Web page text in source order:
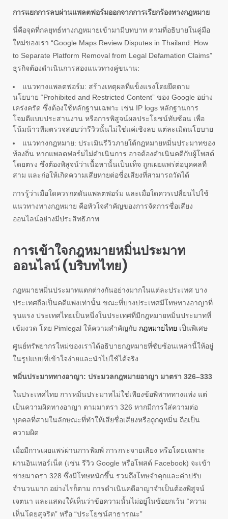
การแยกการลบผ่านแพลตฟอร์มออกจากการเรียกร้องทางกฎหมาย
นี่คือจุดที่กลยุทธ์ทางกฎหมายเข้ามามีบทบาท ตามที่อธิบายในคู่มือ
ใหม่ของเรา “Google Maps Review Disputes in Thailand: How
to Separate Platform Removal from Legal Defamation Claims”
ธุรกิจต้องดำเนินการสองแนวทางคู่ขนาน:
แนวทางแพลตฟอร์ม: สร้างเหตุผลที่แข็งแรงโดยยึดตาม
นโยบาย “Prohibited and Restricted Content” ของ Google อย่าง
เคร่งครัด ซึ่งต้องใช้หลักฐานเฉพาะ เช่น IP logs หลักฐานการ
โจมตีแบบประสานงาน หรือการพิสูจน์ผลประโยชน์ทับซ้อน เพื่อ
โน้มน้าวทีมตรวจสอบว่ารีวิวนั้นไม่ใช่แค่เชิงลบ แต่ละเมิดนโยบาย
แนวทางกฎหมาย: ประเมินรีวิวภายใต้กฎหมายหมิ่นประมาทของ
ท้องถิ่น หากแพลตฟอร์มไม่ดำเนินการ อาจต้องดำเนินคดีกับผู้โพสต์
โดยตรง ซึ่งต้องพิสูจน์ว่าเนื้อหานั้นเป็นเท็จ ถูกเผยแพร่ต่อบุคคลที่
สาม และก่อให้เกิดความเสียหายต่อชื่อเสียงที่สามารถวัดได้
การรู้ว่าเมื่อใดควรกดดันแพลตฟอร์ม และเมื่อใดควรเปลี่ยนไปใช้
แนวทางทางกฎหมาย คือหัวใจสำคัญของการจัดการชื่อเสียง
ออนไลน์อย่างมีประสิทธิภาพ
การเข้าใจกฎหมายหมิ่นประมาท
ออนไลน์ (บริบทไทย)
กฎหมายหมิ่นประมาทแตกต่างกันอย่างมากในแต่ละประเทศ บาง
ประเทศถือเป็นคดีแพ่งเท่านั้น ขณะที่บางประเทศมีโทษทางอาญาที่
รุนแรง ประเทศไทยเป็นหนึ่งในประเทศที่มีกฎหมายหมิ่นประมาทที่
เข้มงวด โดย Pimlegal ให้ความสำคัญกับ กฎหมายไทย เป็นพิเศษ
ศูนย์ทรัพยากรใหม่ของเราได้อธิบายกฎหมายที่ซับซ้อนเหล่านี้ให้อยู่
ในรูปแบบที่เข้าใจง่ายและนำไปใช้ได้จริง
หมิ่นประมาททางอาญา: ประมวลกฎหมายอาญา มาตรา 326–333
ในประเทศไทย การหมิ่นประมาทไม่ใช่เพียงข้อพิพาททางแพ่ง แต่
เป็นความผิดทางอาญา ตามมาตรา 326 หากมีการใส่ความต่อ
บุคคลที่สามในลักษณะที่ทำให้เสียชื่อเสียงหรือถูกดูหมิ่น ถือเป็น
ความผิด
เมื่อมีการเผยแพร่ผ่านการพิมพ์ การกระจายเสียง หรือโดยเฉพาะ
ผ่านอินเทอร์เน็ต (เช่น รีวิว Google หรือโพสต์ Facebook) จะเข้า
ข่ายมาตรา 328 ซึ่งมีโทษหนักขึ้น รวมถึงโทษจำคุกและค่าปรับ
จำนวนมาก อย่างไรก็ตาม การดำเนินคดีอาญาจำเป็นต้องพิสูจน์
เจตนา และแสดงให้เห็นว่าข้อความนั้นไม่อยู่ในข้อยกเว้น “ความ
เห็นโดยสุจริต” หรือ “ประโยชน์สาธารณะ”